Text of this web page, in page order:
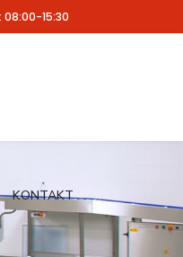
08:00-15:30
KONTAKT